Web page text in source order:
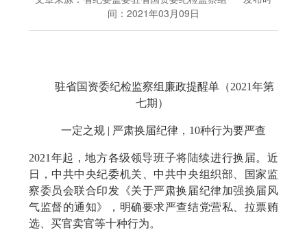
间：2021年03月09日
驻省国资委纪检监察组廉政提醒单 （2021年第
七期）
一定之规 | 严肃换届纪律，10种行为要严查
2021年起，地方各级领导班子将陆续进行换届。近
日，中共中央纪委机关、中共中央组织部、国家监
察委员会联合印发《关于严肃换届纪律加强换届风
气监督的通知》，明确要求严查结党营私、拉票贿
选、买官卖官等十种行为。